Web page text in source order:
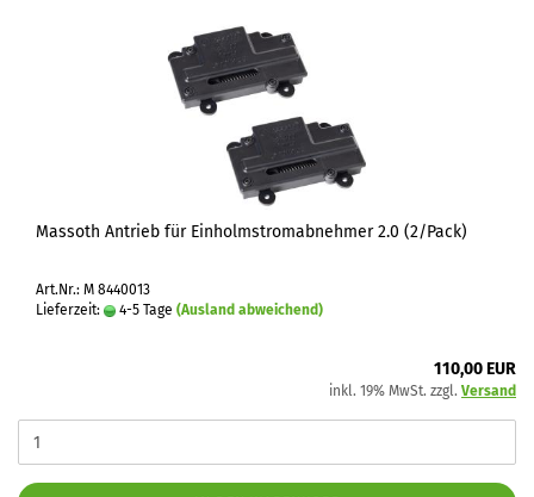
Massoth Antrieb für Einholmstromabnehmer 2.0 (2/Pack)
Art.Nr.: M 8440013
Lieferzeit:
4-5 Tage (Ausland abweichend)
110,00 EUR
inkl. 19% MwSt. zzgl. Versand